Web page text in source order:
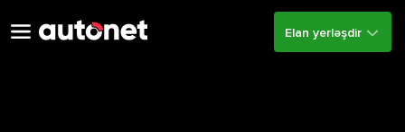
Elan yerləşdir